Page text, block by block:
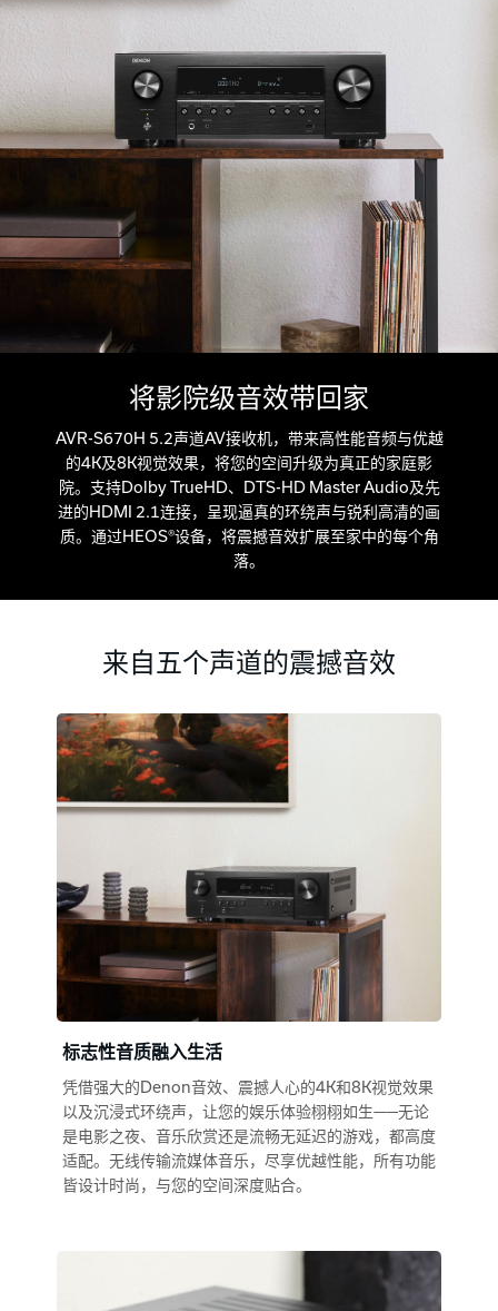
将影院级音效带回家
AVR-S670H 5.2声道AV接收机，带来高性能音频与优越
的4K及8K视觉效果，将您的空间升级为真正的家庭影
院。支持Dolby TrueHD、DTS-HD Master Audio及先
进的HDMI 2.1连接，呈现逼真的环绕声与锐利高清的画
质。通过HEOS®设备，将震撼音效扩展至家中的每个角
落。
来自五个声道的震撼音效
标志性音质融入生活
凭借强大的Denon音效、震撼人心的4K和8K视觉效果
以及沉浸式环绕声，让您的娱乐体验栩栩如生——无论
是电影之夜、音乐欣赏还是流畅无延迟的游戏，都高度
适配。无线传输流媒体音乐，尽享优越性能，所有功能
皆设计时尚，与您的空间深度贴合。